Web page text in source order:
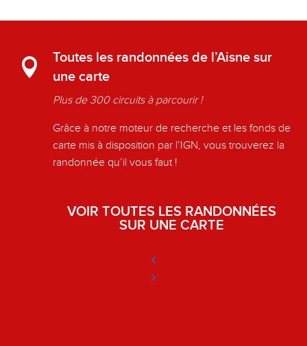
Toutes les randonnées de l’Aisne sur
une carte
Plus de 300 circuits à parcourir !
Grâce à notre moteur de recherche et les fonds de
carte mis à disposition par l’IGN, vous trouverez la
randonnée qu’il vous faut !
VOIR TOUTES LES RANDONNÉES
SUR UNE CARTE